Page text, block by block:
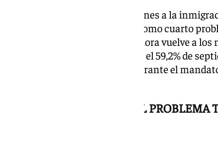
Con este panorama, las menciones a la
16,9% de julio, cuando se situó como cuarto
apenabas recababa un 5,7% y ahora vuelve a
pero aún está lejos de su récord, el 59,2% de
aquella ‘crisis de los cayucos’ durante el
INMIGRACIÓN, PRINCIPAL PROBLEMA